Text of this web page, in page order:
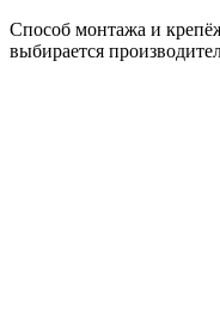
Способ монтажа и
выбирается